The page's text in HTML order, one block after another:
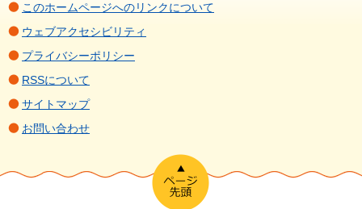
このホームページへのリンクについて
ウェブアクセシビリティ
プライバシーポリシー
RSSについて
サイトマップ
お問い合わせ